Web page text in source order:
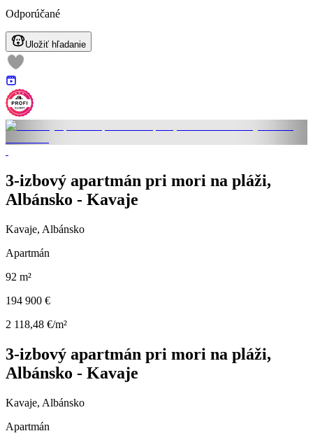
Odporúčané
Uložiť hľadanie
3-izbový apartmán pri mori na pláži,
Albánsko - Kavaje
Kavaje, Albánsko
Apartmán
92 m²
194 900 €
2 118,48 €/m²
3-izbový apartmán pri mori na pláži,
Albánsko - Kavaje
Kavaje, Albánsko
Apartmán